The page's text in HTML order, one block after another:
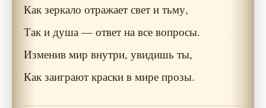
Как зеркало отражает свет и тьму,
Так и душа — ответ на все вопросы.
Изменив мир внутри, увидишь ты,
Как заиграют краски в мире прозы.